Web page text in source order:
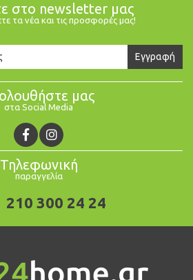
στο newsletter μας
τα νέα και τις προσφορές μας!
Εγγραφή
μας
στα Social Media
Τηλεφωνική
παραγγελία
210 300 24 24